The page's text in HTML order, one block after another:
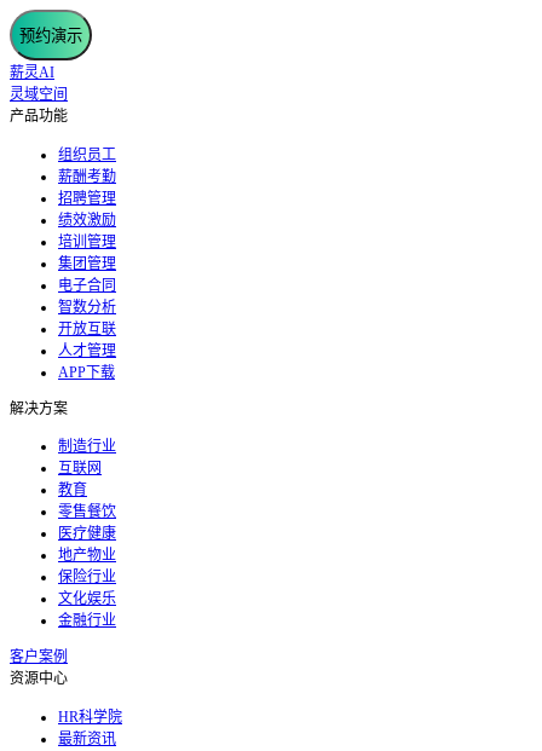
预约演示
薪灵AI
灵域空间
产品功能
组织员工
薪酬考勤
招聘管理
绩效激励
培训管理
集团管理
电子合同
智数分析
开放互联
人才管理
APP下载
解决方案
制造行业
互联网
教育
零售餐饮
医疗健康
地产物业
保险行业
文化娱乐
金融行业
客户案例
资源中心
HR科学院
最新资讯